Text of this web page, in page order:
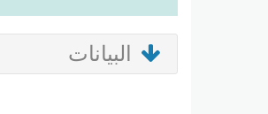
البيانات